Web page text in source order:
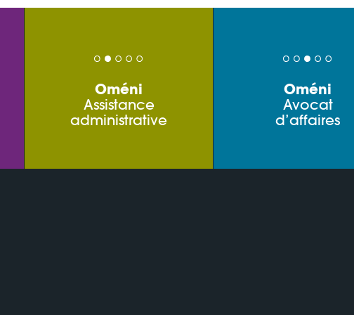
Oméni
Assistance
administrative
Oméni
Avocat
d’affaires